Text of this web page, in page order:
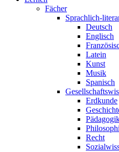
Fächer
Sprachlich-
Deutsch
Englisch
Latein
Kunst
Musik
Spanisch
Erdkunde
Recht